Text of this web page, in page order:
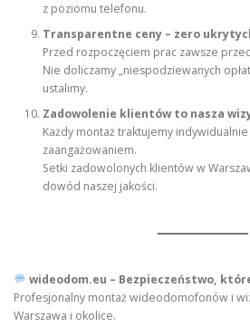
z poziomu telefonu.
Transparentne ceny – zero
Przed rozpoczęciem prac zawsze
Nie doliczamy „niespodziewanych
ustalimy.
Zadowolenie klientów to nasza
Każdy montaż traktujemy indywidualnie
zaangażowaniem.
Setki zadowolonych klientów w
dowód naszej jakości.
wideodom.eu – Bezpieczeństwo,
Profesjonalny montaż wideodomofonów i
Warszawa i okolice.